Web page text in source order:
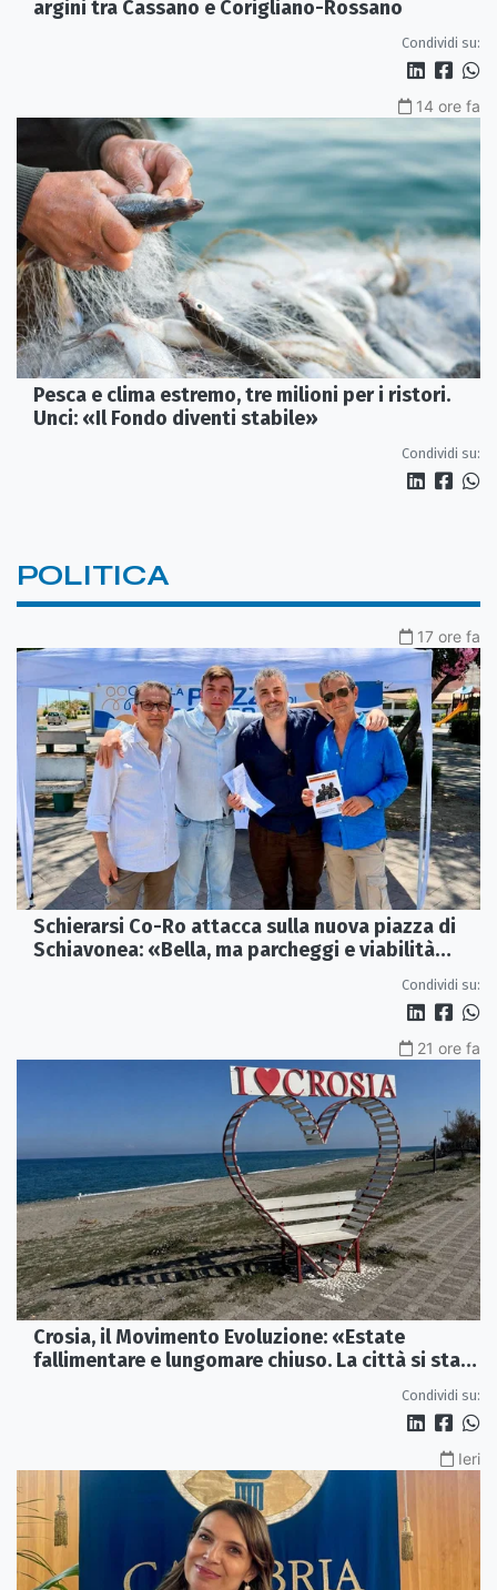
argini tra Cassano e Corigliano-Rossano
Condividi su:
14 ore fa
Pesca e clima estremo, tre milioni per i ristori.
Unci: «Il Fondo diventi stabile»
Condividi su:
POLITICA
17 ore fa
Schierarsi Co-Ro attacca sulla nuova piazza di
Schiavonea: «Bella, ma parcheggi e viabilità
Condividi su:
21 ore fa
Crosia, il Movimento Evoluzione: «Estate
fallimentare e lungomare chiuso. La città si sta
Condividi su:
Ieri